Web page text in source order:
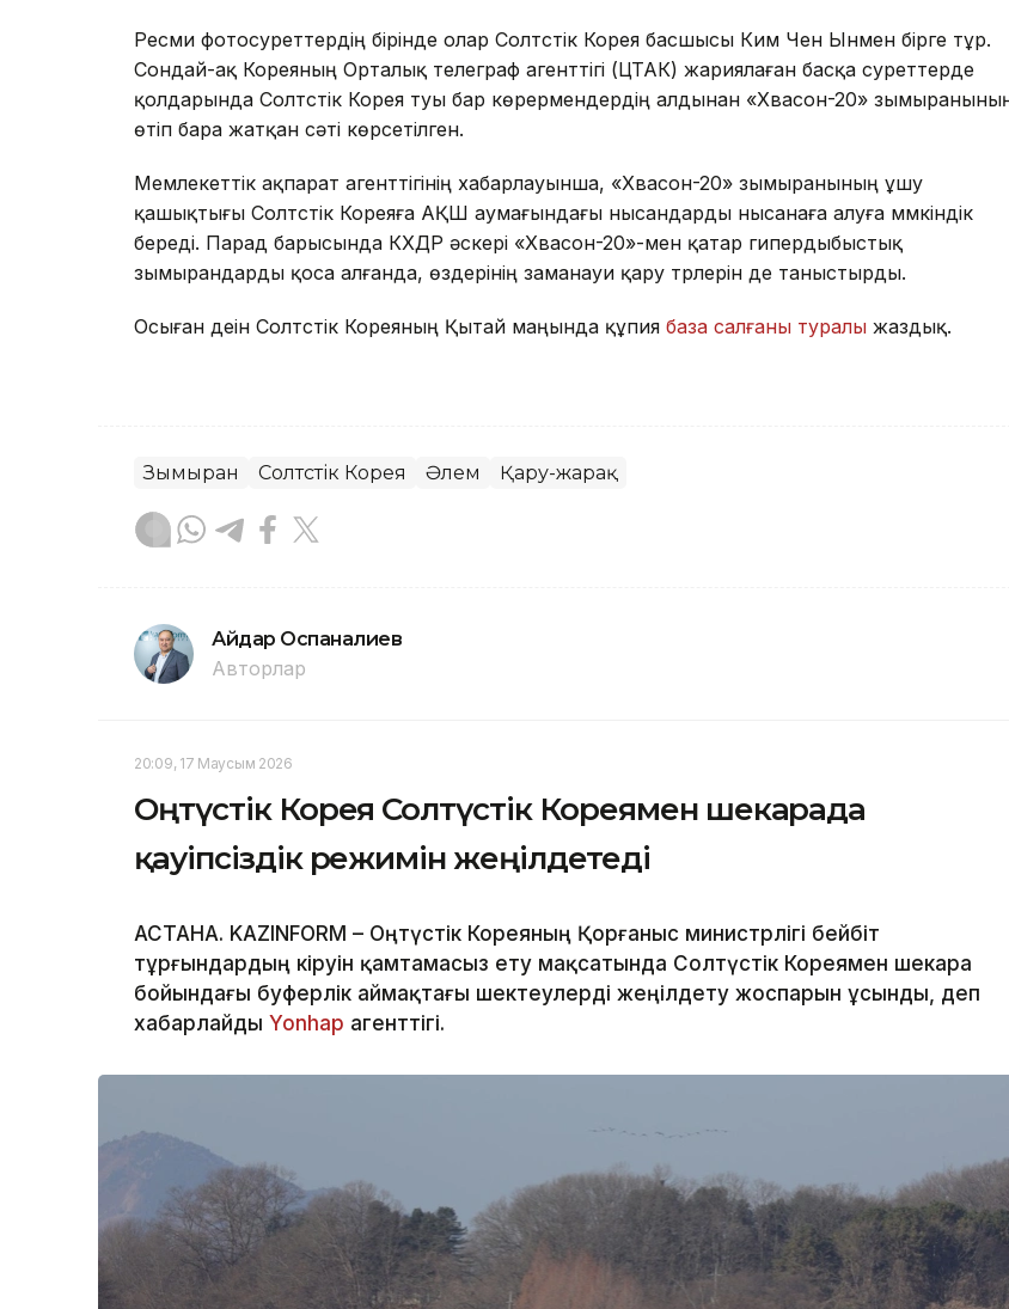
Ресми фотосуреттердің бірінде олар Солтүстік Корея басшысы Ким Чен Ынмен бірге тұр.
Сондай-ақ Кореяның Орталық телеграф агенттігі (ЦТАК) жариялаған басқа суреттерде
қолдарында Солтүстік Корея туы бар көрермендердің алдынан «Хвасон-20»
өтіп бара жатқан сәті көрсетілген.
Мемлекеттік ақпарат агенттігінің хабарлауынша, «Хвасон-20» зымыранының ұшу
қашықтығы Солтүстік Кореяға АҚШ аумағындағы нысандарды нысанаға алуға мүмкіндік
береді. Парад барысында КХДР әскері «Хвасон-20»-мен қатар гипердыбыстық
зымырандарды қоса алғанда, өздерінің заманауи қару түрлерін де таныстырды.
Осыған деін Солтүстік Кореяның Қытай маңында құпия база салғаны туралы жаздық.
Зымыран Солтүстік Корея Әлем Қару-жарақ
Айдар Оспаналиев
Авторлар
20:09, 17 Маусым 2026
Оңтүстік Корея Солтүстік Кореямен шекарада
қауіпсіздік режимін жеңілдетеді
АСТАНА. KAZINFORM – Оңтүстік Кореяның Қорғаныс министрлігі бейбіт
тұрғындардың кіруін қамтамасыз ету мақсатында Солтүстік Кореямен шекара
бойындағы буферлік аймақтағы шектеулерді жеңілдету жоспарын ұсынды, деп
хабарлайды Yonhap агенттігі.